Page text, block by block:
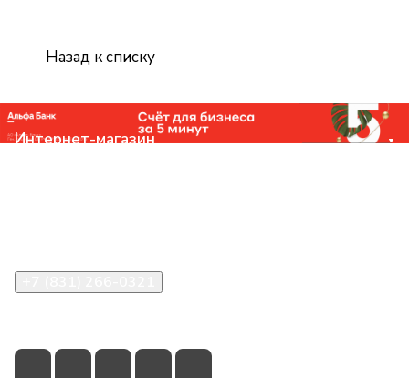
Назад к списку
Интернет-магазин